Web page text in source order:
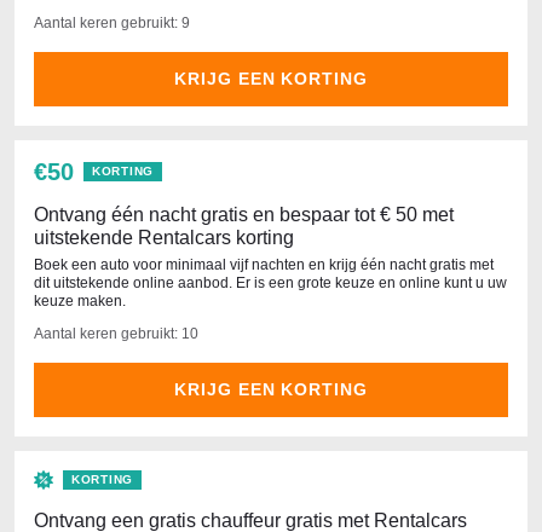
Aantal keren gebruikt: 9
KRIJG EEN KORTING
€50 KORTING
Ontvang één nacht gratis en bespaar tot € 50 met
uitstekende Rentalcars korting
Boek een auto voor minimaal vijf nachten en krijg één nacht gratis met
dit uitstekende online aanbod. Er is een grote keuze en online kunt u uw
keuze maken.
Aantal keren gebruikt: 10
KRIJG EEN KORTING
KORTING
Ontvang een gratis chauffeur gratis met Rentalcars